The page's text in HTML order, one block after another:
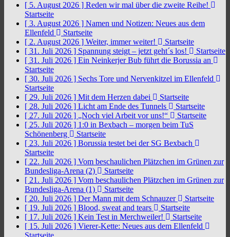
[ 5. August 2026 ] Reden wir mal über die zweite Reihe!
Startseite
[ 3. August 2026 ] Namen und Notizen: Neues aus dem
Ellenfeld
Startseite
[ 2. August 2026 ] Weiter, immer weiter!
Startseite
[ 31. Juli 2026 ] Spannung steigt – jetzt geht´s los!
Startseite
[ 31. Juli 2026 ] Ein Neinkerjer Bub führt die Borussia an
Startseite
[ 30. Juli 2026 ] Sechs Tore und Nervenkitzel im Ellenfeld
Startseite
[ 29. Juli 2026 ] Mit dem Herzen dabei
Startseite
[ 28. Juli 2026 ] Licht am Ende des Tunnels
Startseite
[ 27. Juli 2026 ] „Noch viel Arbeit vor uns!“
Startseite
[ 25. Juli 2026 ] 1:0 in Bexbach – morgen beim TuS
Schönenberg
Startseite
[ 23. Juli 2026 ] Borussia testet bei der SG Bexbach
Startseite
[ 22. Juli 2026 ] Vom beschaulichen Plätzchen im Grünen zur
Bundesliga-Arena (2)
Startseite
[ 21. Juli 2026 ] Vom beschaulichen Plätzchen im Grünen zur
Bundesliga-Arena (1)
Startseite
[ 20. Juli 2026 ] Der Mann mit dem Schnauzer
Startseite
[ 19. Juli 2026 ] Blood, sweat and tears
Startseite
[ 17. Juli 2026 ] Kein Test in Merchweiler!
Startseite
[ 15. Juli 2026 ] Vierer-Kette: Neues aus dem Ellenfeld
Startseite